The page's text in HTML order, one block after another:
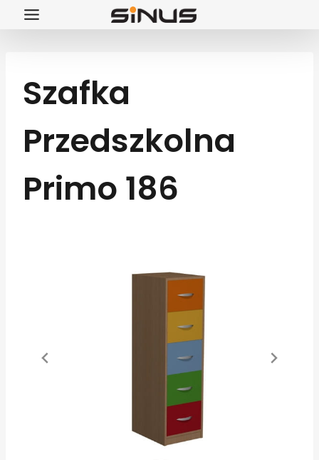
Przejdź
Szafka
Przedszkolna
Primo 186